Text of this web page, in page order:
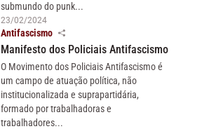
submundo do punk...
23/02/2024
Antifascismo
Manifesto dos Policiais Antifascismo
O Movimento dos Policiais Antifascismo é
um campo de atuação política, não
institucionalizada e suprapartidária,
formado por trabalhadoras e
trabalhadores...